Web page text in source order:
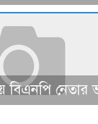
বিএনপি নেতার